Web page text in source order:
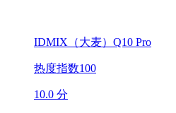
IDMIX（大麦）Q10 Pro
热度指数100
10.0 分